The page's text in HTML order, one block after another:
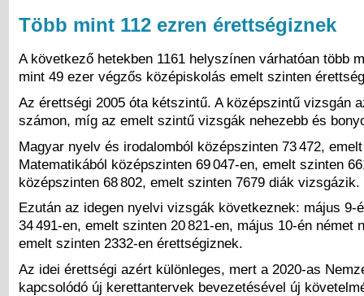
Több mint 112 ezren érettségiznek
A következő hetekben 1161 helyszínen várhatóan több
mint 49 ezer végzős középiskolás emelt szinten
Az érettségi 2005 óta kétszintű. A középszintű vizsgán
számon, míg az emelt szintű vizsgák nehezebb és
Magyar nyelv és irodalomból középszinten 73 472,
Matematikából középszinten 69 047-en, emelt szinten
középszinten 68 802, emelt szinten 7679 diák vizsgázik.
Ezután az idegen nyelvi vizsgák következnek: május 9-
34 491-en, emelt szinten 20 821-en, május 10-én német
emelt szinten 2332-en érettségiznek.
Az idei érettségi azért különleges, mert a 2020-as
kapcsolódó új kerettantervek bevezetésével új